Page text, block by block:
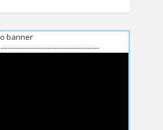
------------------------------------------